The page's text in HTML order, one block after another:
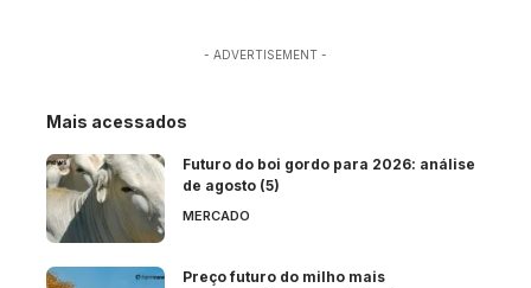
- ADVERTISEMENT -
Mais acessados
Futuro do boi gordo para 2026: análise
de agosto (5)
MERCADO
Preço futuro do milho mais